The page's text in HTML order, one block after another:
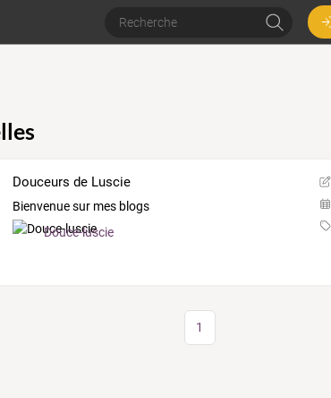
Douceurs de Luscie
Bienvenue sur mes blogs
Douce-luscie
1